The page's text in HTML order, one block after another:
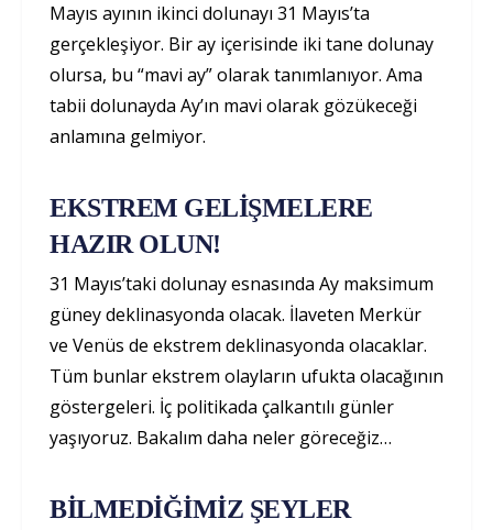
Mayıs ayının ikinci dolunayı 31 Mayıs’ta
gerçekleşiyor. Bir ay içerisinde iki tane dolunay
olursa, bu “mavi ay” olarak tanımlanıyor. Ama
tabii dolunayda Ay’ın mavi olarak gözükeceği
anlamına gelmiyor.
EKSTREM GELİŞMELERE
HAZIR OLUN!
31 Mayıs’taki dolunay esnasında Ay maksimum
güney deklinasyonda olacak. İlaveten Merkür
ve Venüs de ekstrem deklinasyonda olacaklar.
Tüm bunlar ekstrem olayların ufukta olacağının
göstergeleri. İç politikada çalkantılı günler
yaşıyoruz. Bakalım daha neler göreceğiz…
BİLMEDİĞİMİZ ŞEYLER